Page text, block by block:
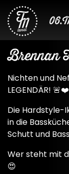
Brennan
Nichten und
LEGENDÄR! 🚨❤️
Die Hardstyle-
in die
Schutt und
Wer steht mit
😍